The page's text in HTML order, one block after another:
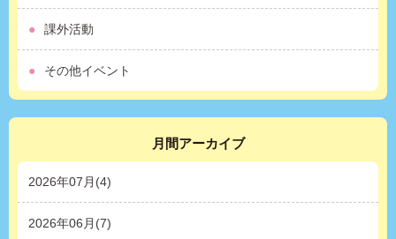
課外活動
その他イベント
月間アーカイブ
2026年07月(4)
2026年06月(7)